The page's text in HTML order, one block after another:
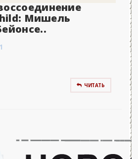
Мишель
ЧИТАТЬ